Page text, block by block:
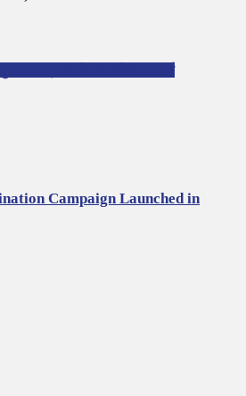
Campaign Launched in